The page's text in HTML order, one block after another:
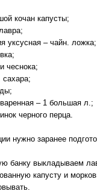
кочан капусты;
уксусная – чайн. ложка;
чеснока;
сахара;
– 1 большая л.;
черного перца.
нужно заранее
банку выкладываем
капусту и